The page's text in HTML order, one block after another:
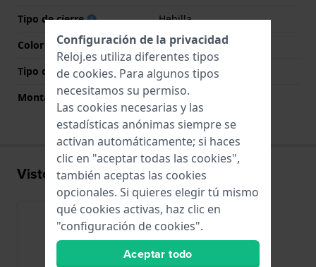
Tipo de cierre
Hebilla
Color del cierre
Oro rosado
Tipo de montaje
Tornillos
Montaje Recto
No
Visto recientemente
Configuración de la privacidad
Reloj.es utiliza diferentes tipos
de cookies. Para algunos tipos
necesitamos su permiso.
Las cookies necesarias y las
estadísticas anónimas siempre se
activan automáticamente; si haces
clic en "aceptar todas las cookies",
también aceptas las cookies
opcionales. Si quieres elegir tú mismo
qué cookies activas, haz clic en
"configuración de cookies".
Aceptar todo